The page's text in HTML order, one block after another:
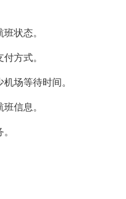
状态。
方式。
场等待时间。
信息。